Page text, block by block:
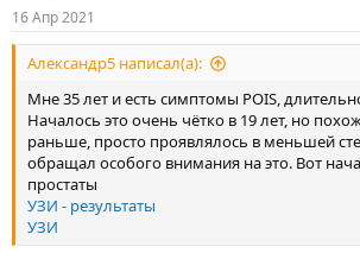
16 Апр 2021
Александр5 написал(а):
Мне 35 лет и есть симптомы POIS,
Началось это очень чётко в 19 лет, но
раньше, просто проявлялось в меньшей
обращал особого внимания на это. Вот
простаты
УЗИ - результаты
УЗИ